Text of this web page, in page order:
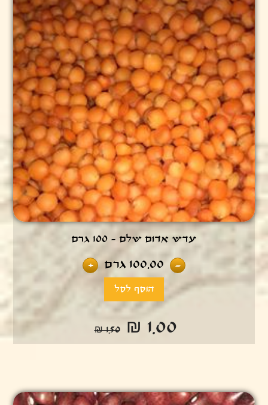
עדש אדום שלם - 100 גרם
-
100.00 גרם +
₪ 1.50 ₪ 1.00